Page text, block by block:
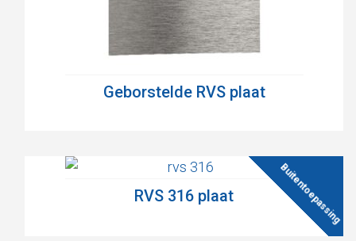
Geborstelde RVS plaat
RVS 316 plaat